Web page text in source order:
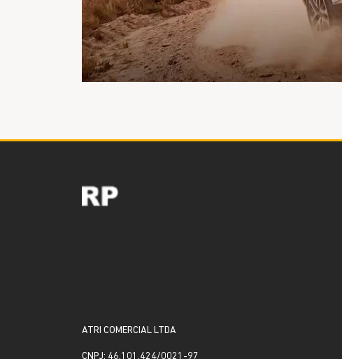
ATRI COMERCIAL LTDA
CNPJ: 46.101.424/0021-97